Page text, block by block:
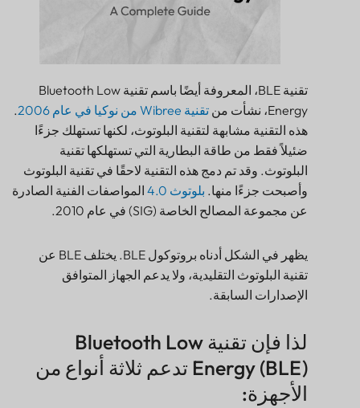
بلوتوث
بلوتوث
بوابة
المتعقب
منارة
المستشعر
تقنية BLE، المعروفة أيضًا باسم تقنية Bluetooth Low
Energy، نشأت من
تقنية Wibree من نوكيا في عام 2006
.
هذه التقنية مشابهة لتقنية البلوتوث، لكنها تستهلك جزءًا
ضئيلاً فقط من طاقة البطارية التي تستهلكها تقنية
البلوتوث. وقد تم دمج هذه التقنية لاحقًا في تقنية البلوتوث
وأصبحت جزءًا منها. بلوتوث 4.0
المواصفات الفنية الصادرة
عن مجموعة المصالح الخاصة (SIG) في عام 2010.
يظهر في الشكل أدناه بروتوكول BLE. يختلف BLE عن
تقنية البلوتوث التقليدية، ولا يدعم الجهاز المتوافق
الإصدارات السابقة.
لذا فإن تقنية Bluetooth Low
Energy (BLE) تدعم ثلاثة أنواع من
الأجهزة: